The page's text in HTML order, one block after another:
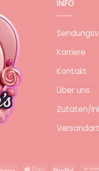
INFO
Karriere
Kontakt
Über uns
Zutaten/